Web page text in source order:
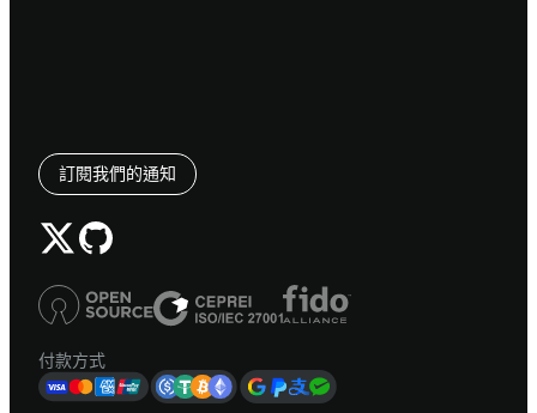
訂閱我們的通知
付款方式